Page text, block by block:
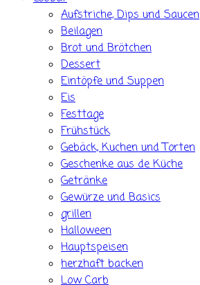
Aufstriche, Dips und Saucen
Beilagen
Brot und Brötchen
Dessert
Eintöpfe und Suppen
Eis
Festtage
Frühstück
Gebäck, Kuchen und Torten
Geschenke aus de Küche
Getränke
Gewürze und Basics
grillen
Halloween
Hauptspeisen
herzhaft backen
Low Carb